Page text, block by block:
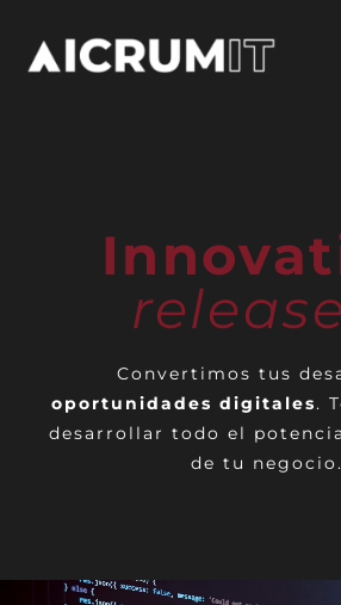
Convertimos tus
oportunidades digitales.
desarrollar todo el
de tu negocio.